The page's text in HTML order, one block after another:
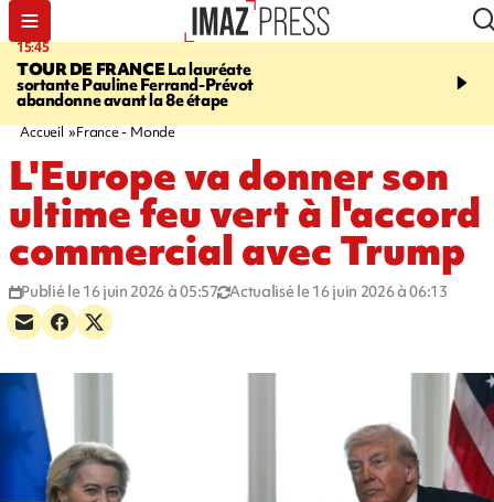
15:45
TOUR DE FRANCELa lauréate
sortante Pauline Ferrand-Prévot
abandonne avant la 8e étape
20:17
routière, concours de
Accueil France - Monde
L'Europe va donner son
ultime feu vert à l'accord
commercial avec Trump
Publié le 16 juin 2026 à 05:57 Actualisé le 16 juin 2026 à 06:13